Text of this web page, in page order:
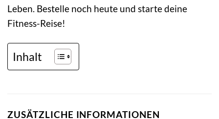
Leben. Bestelle noch heute und starte deine
Fitness-Reise!
Inhalt
ZUSÄTZLICHE INFORMATIONEN